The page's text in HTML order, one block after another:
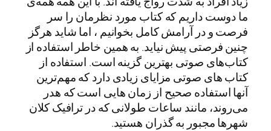
ما دوست داریم که کتاب مورد نظرمان را سر
فرصت و در آرامش کامل بخوانیم ، اما شاید هرگز
چنین فرصتی پیش نیاید. به همین خاطر استفاده از
کتاب‌های صوتی بهترین گزینه است. استفاده از
کتاب های صوتی مزایای زیادی دارد که مهم‌ترین
آنها استفاده صحیح از زمان هایی است که هدر
می‌روند، مانند ساعات طولانی که در ترافیک کلان
شهرها مجبور به گذران هستید.